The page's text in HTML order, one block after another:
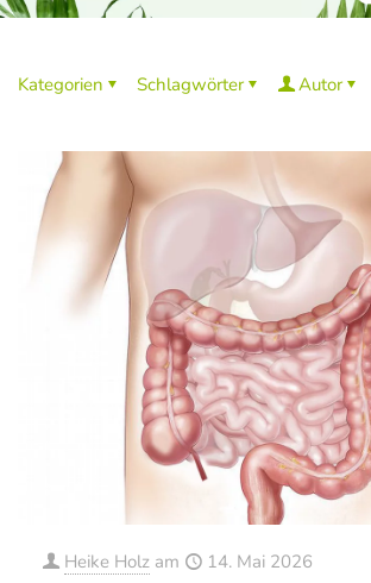
Kategorien Schlagwörter Autor
Heike Holz am 14. Mai 2026